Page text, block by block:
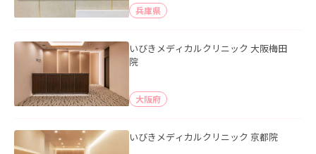
兵庫県
いびきメディカルクリニック 大阪梅田
院
大阪府
いびきメディカルクリニック 京都院